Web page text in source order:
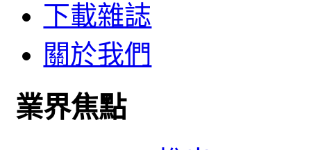
下載雜誌
關於我們
業界焦點